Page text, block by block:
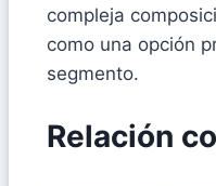
compleja
como una opción
segmento.
Relación